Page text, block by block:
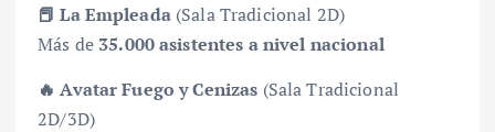
📕 La Empleada(Sala Tradicional 2D)
Más de 35.000 asistentes a nivel nacional
🔥 Avatar Fuego y Cenizas (Sala Tradicional
2D/3D)